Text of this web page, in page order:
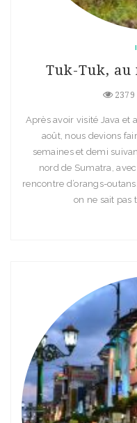
Tuk-Tuk, au
2379
Après avoir visité Java et
août, nous devions
semaines et demi
nord de Sumatra,
rencontre d’orangs-
on ne sait pas